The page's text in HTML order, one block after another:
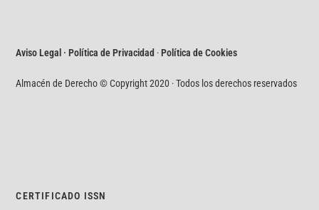
Aviso Legal · Política de Privacidad ·Política de Cookies
Almacén de Derecho © Copyright 2020 · Todos los derechos reservados
CERTIFICADO ISSN